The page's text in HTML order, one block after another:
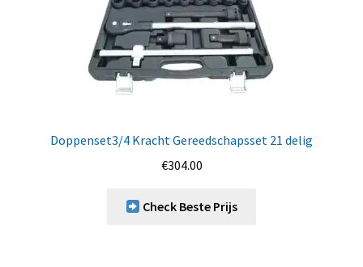
Doppenset3/4 Kracht Gereedschapsset 21 delig
€304.00
Check Beste Prijs